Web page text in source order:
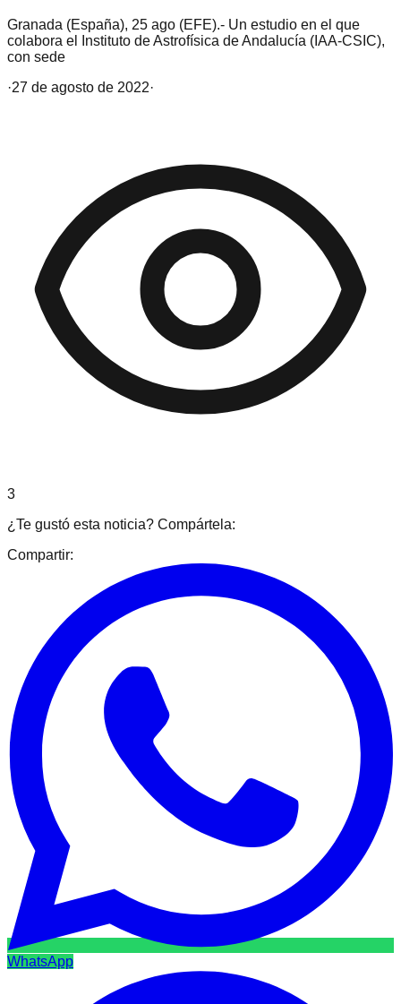
Granada (España), 25 ago (EFE).- Un estudio en el que
colabora el Instituto de Astrofísica de Andalucía (IAA-CSIC),
con sede
·27 de agosto de 2022·
3
¿Te gustó esta noticia? Compártela:
Compartir:
WhatsApp